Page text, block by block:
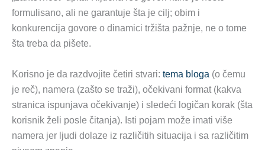
formulisano, ali ne garantuje šta je cilj; obim i
konkurencija govore o dinamici tržišta pažnje, ne o tome
šta treba da pišete.
Korisno je da razdvojite četiri stvari: tema bloga (o čemu
je reč), namera (zašto se traži), očekivani format (kakva
stranica ispunjava očekivanje) i sledeći logičan korak (šta
korisnik želi posle čitanja). Isti pojam može imati više
namera jer ljudi dolaze iz različitih situacija i sa različitim